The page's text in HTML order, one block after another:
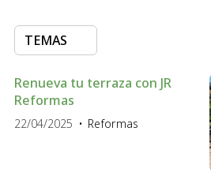
TEMAS
Renueva tu terraza con JR
Reformas
22/04/2025 Reformas